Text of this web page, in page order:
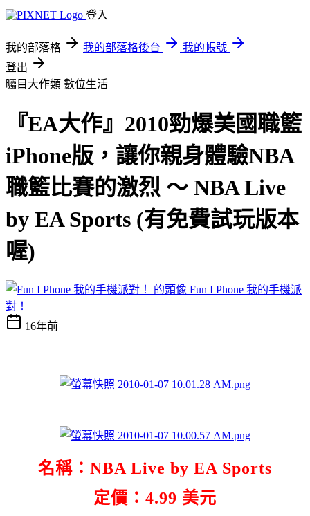
登入
我的部落格 我的部落格後台
我的帳號
登出
曯目大作類 數位生活
『EA大作』2010勁爆美國職籃
iPhone版，讓你親身體驗NBA
職籃比賽的激烈 ～ NBA Live
by EA Sports (有免費試玩版本
喔)
Fun I Phone 我的手機派
對！
16年前
名稱：NBA Live by EA Sports
定價：4.99 美元